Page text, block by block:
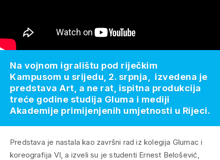
Predstava je nastala kao završni rad iz kolegija Glumac i
koreografija VI, a izveli su je studenti Ernest Belošević,
Na vojnom igralištu pod riječkim
Kampusom u srijedu, 2. srpnja, izvedena je
predstava Art, a ne rat, ispitna produkcija
treće godine studija Gluma i mediji
Akademije primijenjenih umjetnosti u Rijeci.